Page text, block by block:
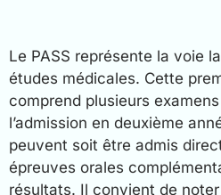
Le PASS représente la voie
études médicales. Cette
comprend plusieurs
l’admission en deuxième
peuvent soit être admis
épreuves orales
résultats. Il convient de noter